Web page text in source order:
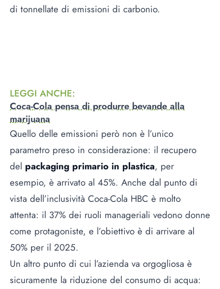
di tonnellate di emissioni di carbonio.
LEGGI ANCHE:
Coca-Cola pensa di produrre bevande alla
marijuana
Quello delle emissioni però non è l’unico
parametro preso in considerazione: il recupero
del packaging primario in plastica, per
esempio, è arrivato al 45%. Anche dal punto di
vista dell’inclusività Coca-Cola HBC è molto
attenta: il 37% dei ruoli manageriali vedono donne
come protagoniste, e l’obiettivo è di arrivare al
50% per il 2025.
Un altro punto di cui l’azienda va orgogliosa è
sicuramente la riduzione del consumo di acqua: